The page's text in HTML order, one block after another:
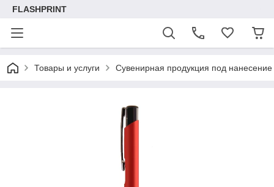
FLASHPRINT
Товары и услуги Сувенирная продукция под нанесение